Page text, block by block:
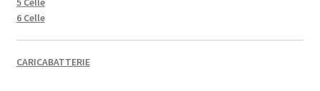
6 Celle
CARICABATTERIE